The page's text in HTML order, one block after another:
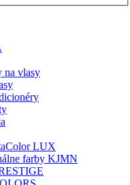
na vlasy
LUX
farby KJMN